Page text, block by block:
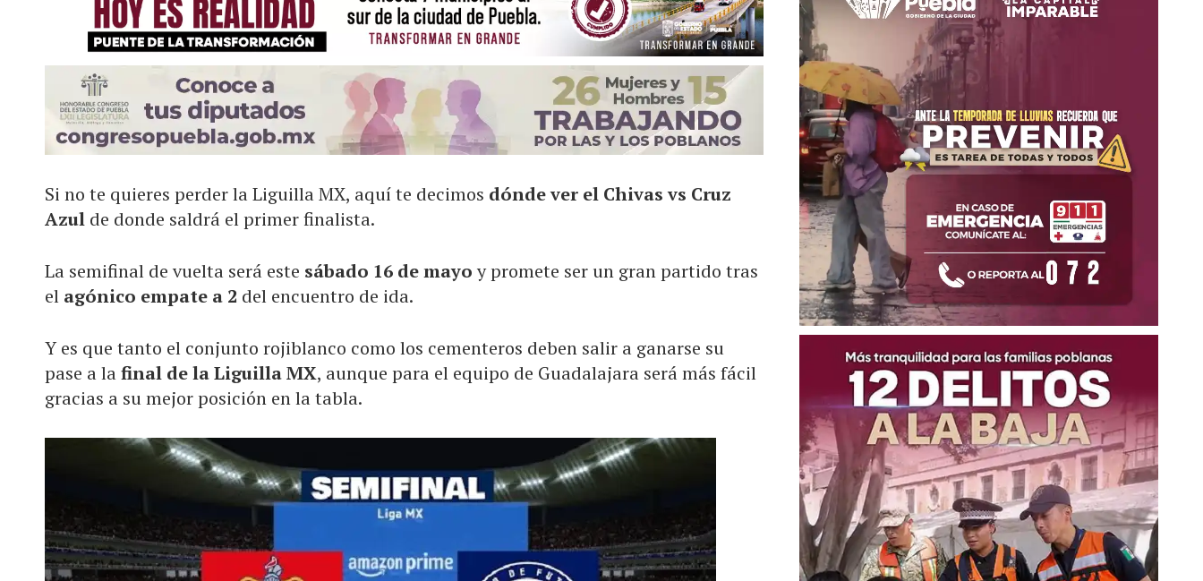
Si no te quieres perder la Liguilla MX, aquí te decimos dónde ver el Chivas vs Cruz
Azul de donde saldrá el primer finalista.
La semifinal de vuelta será este sábado 16 de mayoy promete ser un gran partido tras
el agónico empate a 2 del encuentro de ida.
Y es que tanto el conjunto rojiblanco como los cementeros deben salir a ganarse su
pase a lafinal de la Liguilla MX, aunque para el equipo de Guadalajara será más fácil
gracias a su mejor posición en la tabla.